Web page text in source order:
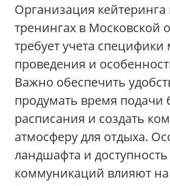
Организация
тренингах в Московской
требует учета специфики
проведения и
Важно обеспечить
продумать время подачи
расписания и создать
атмосферу для отдыха.
ландшафта и доступность
коммуникаций влияют